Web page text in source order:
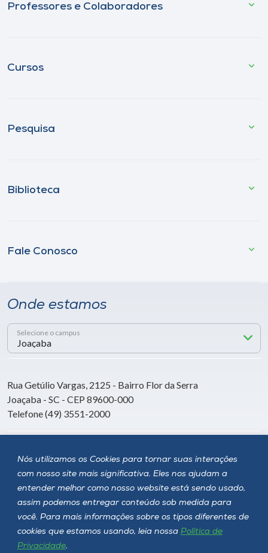
Nós utilizamos os Cookies para tornar suas interações
com nosso site mais significativa. Eles nos ajudam a
entender melhor como nosso website está sendo usado,
assim podemos entregar conteúdo sob medida para
você. Para mais informações sobre os tipos diferentes de
cookies que estamos usando, leia nossa Política de
Privacidade.
Professores e Colaboradores
Cursos
Pesquisa
Biblioteca
Fale Conosco
Onde estamos
Selecione o campus
Rua Getúlio Vargas, 2125 - Bairro Flor da Serra
Joaçaba - SC - CEP 89600-000
Telefone (49) 3551-2000
Siga a Unoesc